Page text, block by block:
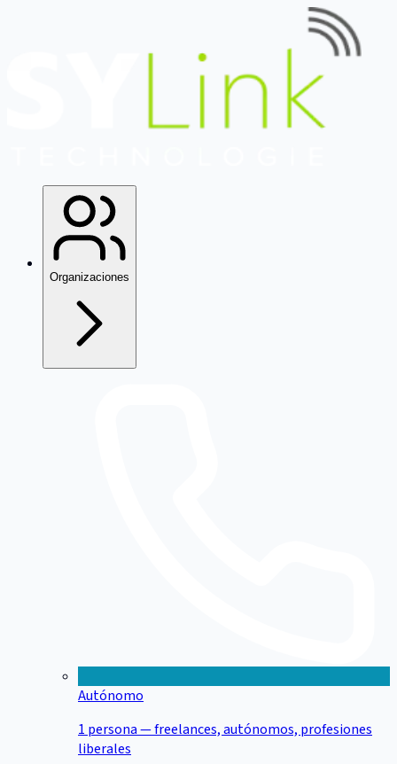
Organizaciones
Autónomo
1 persona — freelances, autónomos, profesiones
liberales